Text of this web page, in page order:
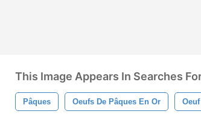
This Image Appears In Searches
Pâques Oeufs De Pâques En Or